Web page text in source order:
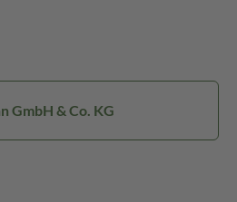
GmbH & Co. KG